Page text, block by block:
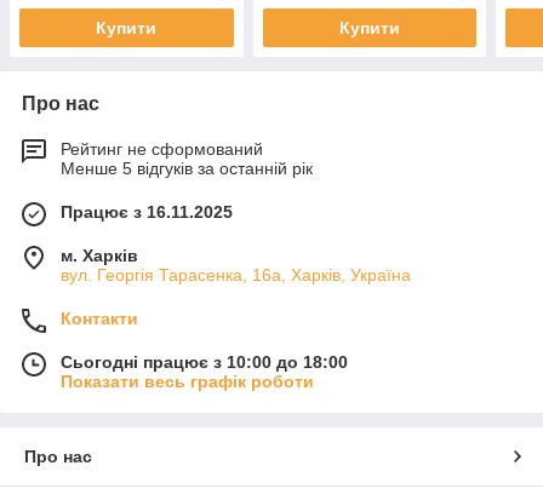
Купити Купити
Про нас
Рейтинг не сформований
Менше 5 відгуків за останній рік
Працює з 16.11.2025
м. Харків
вул. Георгія Тарасенка, 16а, Харків, Україна
Контакти
Сьогодні працює з 10:00 до 18:00
Показати весь графік роботи
Про нас